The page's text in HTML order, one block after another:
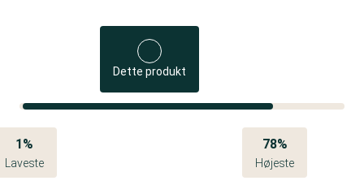
Dette produkt
1%
Laveste
78%
Højeste